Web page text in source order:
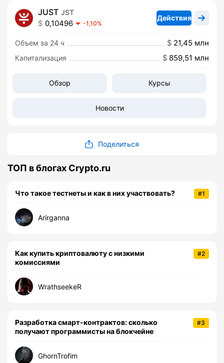
JUST JST
0,10496 -1,10%
Объем за 24 ч 21,45 млн
Капитализация 859,51 млн
Действия
Обзор Курсы
Новости
Поделиться
ТОП в блогах Crypto.ru
#1
Что такое тестнеты и как в них участвовать?
Arirganna
#2
Как купить криптовалюту с низкими
комиссиями
WrathseekeR
#3
Разработка смарт-контрактов: сколько
получают программисты на блокчейне
GhornTrofim